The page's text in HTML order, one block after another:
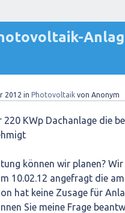
2012 in Photovoltaik von Anonym
KWp Dachanlage die
können wir planen?
10.02.12 angefragt die
hat keine Zusage für
Sie meine Frage